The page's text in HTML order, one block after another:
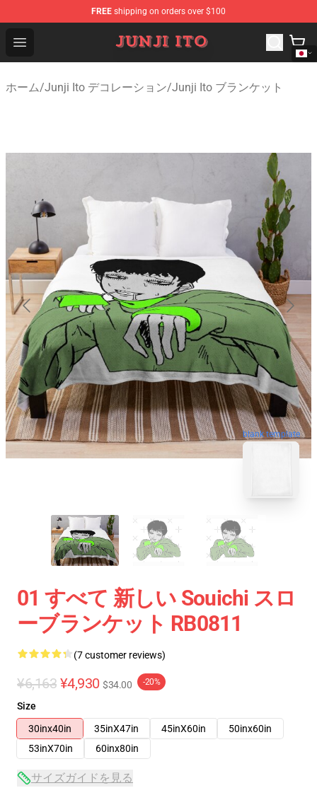
FREE shipping on orders over $100
Open menu
Junji Ito Store - Official Junji Ito Merchandise Shop
ホーム/Junji Ito デコレーション/Junji Ito ブランケット
blank template
01 すべて 新しい Souichi スロ
ーブランケット RB0811
(7 customer reviews)
¥6,163 ¥4,930 $34.00 -20%
Size
30inx40in
35inX47in 45inX60in
50inx60in
53inX70in
60inx80in
サイズガイドを見る